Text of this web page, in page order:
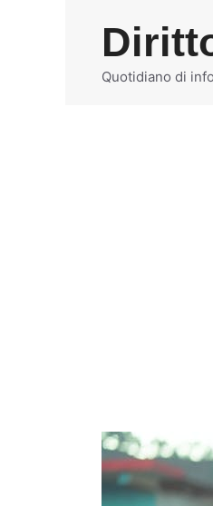
Quotidiano di